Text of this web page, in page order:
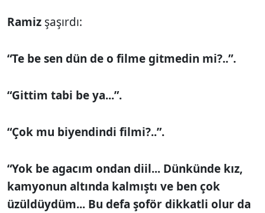
Ramiz şaşırdı:
“Te be sen dün de o filme gitmedin mi?..”.
“Gittim tabi be ya...”.
“Çok mu biyendindi filmi?..”.
“Yok be agacım ondan diil... Dünkünde kız,
kamyonun altında kalmıştı ve ben çok
üzüldüydüm... Bu defa şoför dikkatli olur da